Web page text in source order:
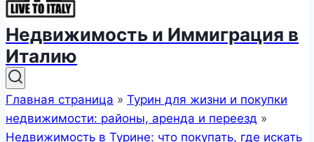
Недвижимость и Иммиграция в
Италию
Главная страница » Турин для жизни и покупки
недвижимости: районы, аренда и переезд »
Недвижимость в Турине: что покупать, где искать